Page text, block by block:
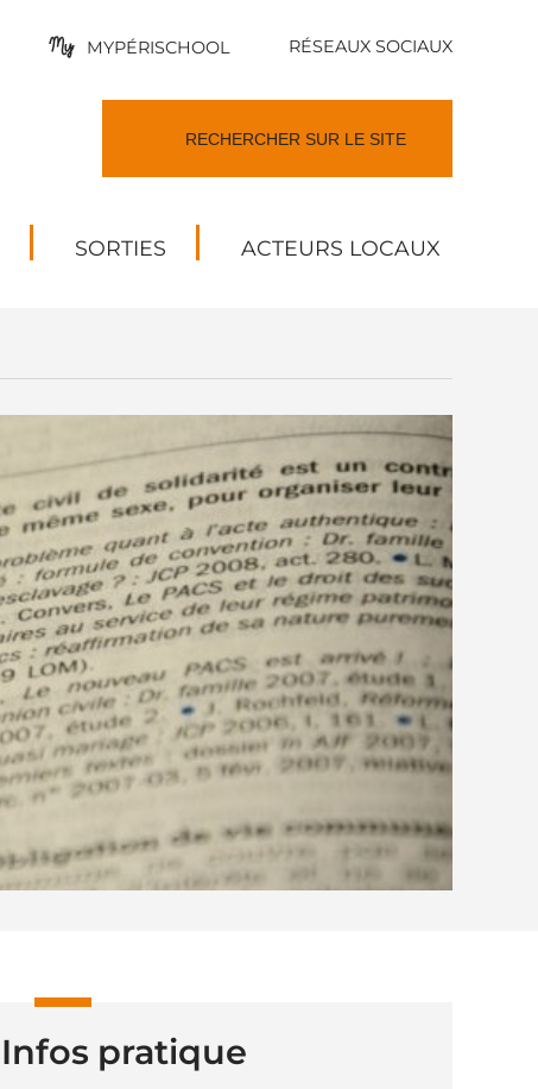
MYPÉRISCHOOL RÉSEAUX SOCIAUX
SORTIES ACTEURS LOCAUX
Infos pratique